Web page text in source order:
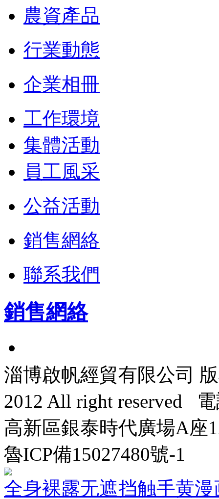
農資產品
行業動態
企業相冊
工作環境
集體活動
員工風采
公益活動
銷售網絡
聯系我們
銷售網絡
淄博啟帆經貿有限公司
2012 All right reserved
高新區銀泰時代廣場A座
魯ICP備15027480號-1
全身裸露无遮挡触手黄漫